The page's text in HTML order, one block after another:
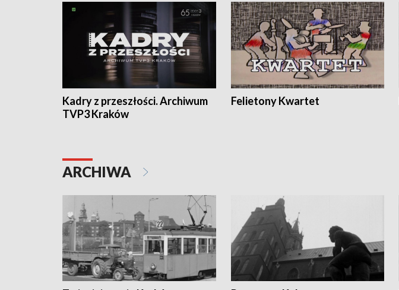
Kadry z przeszłości. Archiwum
TVP3 Kraków
Felietony Kwartet
ARCHIWA